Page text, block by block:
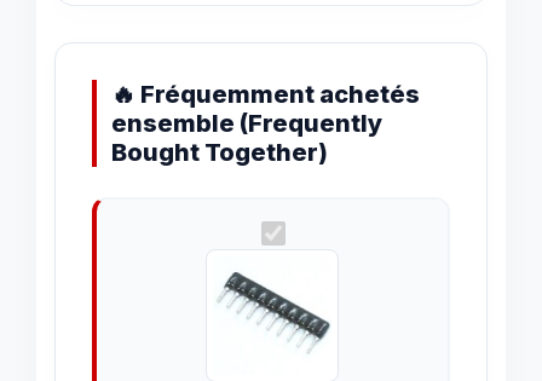
🔥 Fréquemment achetés
ensemble (Frequently
Bought Together)